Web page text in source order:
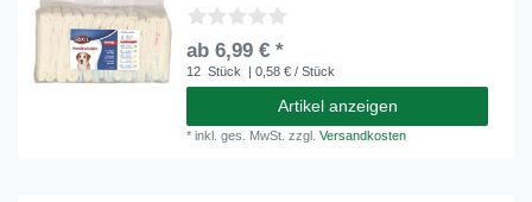
ab 6,99 € *
12 Stück | 0,58 € / Stück
Artikel anzeigen
*inkl. ges. MwSt. zzgl.Versandkosten